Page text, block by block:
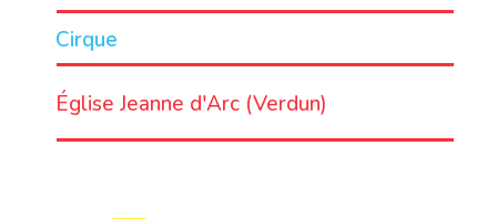
Cirque
LIEU
Église Jeanne d'Arc (Verdun)